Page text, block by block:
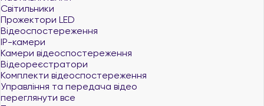
Світильники
Прожектори LED
Відеоспостереження
IP-камери
Камери відеоспостереження
Відеореєстратори
Комплекти відеоспостереження
Управління та передача відео
переглянути все